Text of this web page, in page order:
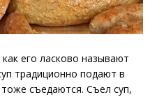
его ласково называют
традиционно подают в
съедаются. Съел суп,